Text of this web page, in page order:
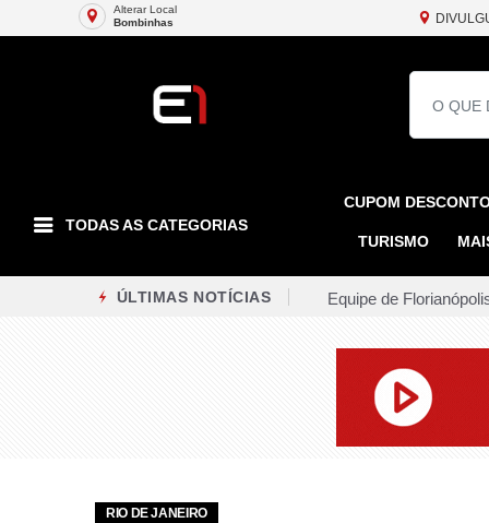
Alterar Local
Bombinhas
TODAS AS CATEGORIAS
CUPOM
TURISMO
ÚLTIMAS NOTÍCIAS Equipe de
Pesquisa revela que
TJSC mantém
MPSC exige
RIO DE JANEIRO